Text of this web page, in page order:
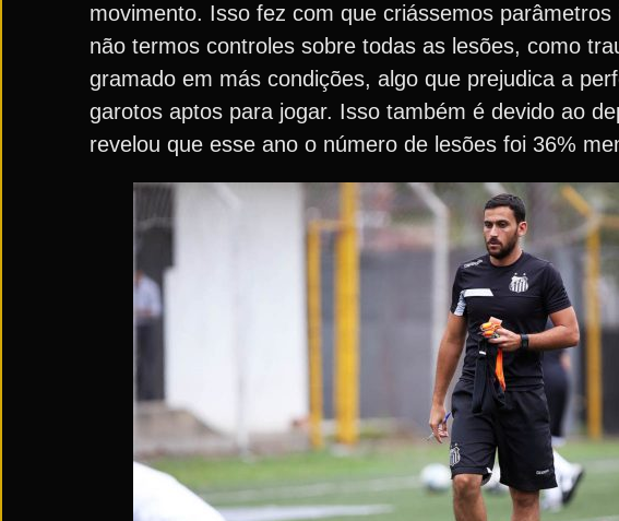
movimento. Isso fez com que criássemos
não termos controles sobre todas as lesões, como
gramado em más condições, algo que prejudica a
garotos aptos para jogar. Isso também é devido ao
revelou que esse ano o número de lesões foi 36%